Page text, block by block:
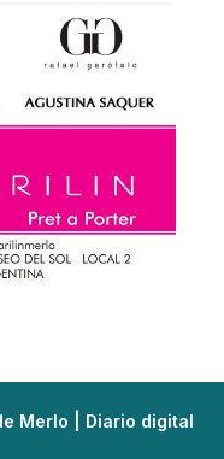
Merlo | Diario digital